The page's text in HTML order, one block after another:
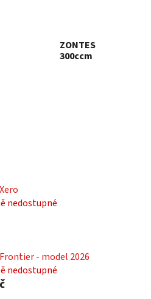
ZONTES
300ccm
nedostupné
- model 2026
nedostupné